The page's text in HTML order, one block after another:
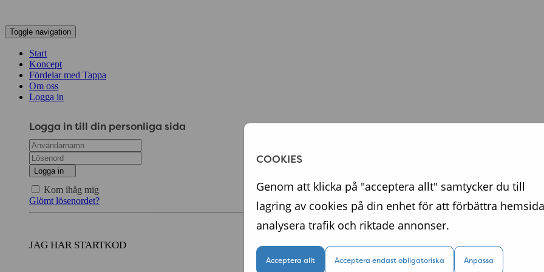
Toggle navigation
Start
Koncept
Fördelar med Tappa
Om oss
Logga in
Logga in till din personliga sida
Logga in
Kom ihåg mig
Glömt lösenordet?
JAG HAR STARTKOD
COOKIES
Genom att klicka på "acceptera allt" samtycker du till
lagring av cookies på din enhet för att förbättra
analysera trafik och riktade annonser.
Acceptera allt Acceptera endast obligatoriska Anpassa